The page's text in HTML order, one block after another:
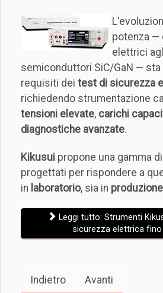
potenza —
elettrici
semiconduttori SiC/GaN —
requisiti dei test di sicurezza
richiedendo strumentazione
tensioni elevate, carichi
diagnostiche avanzate.
Kikusui propone una gamma
progettati per rispondere a
in laboratorio, sia in produzione
Leggi tutto: Strumenti
sicurezza elettrica fino
Indietro Avanti